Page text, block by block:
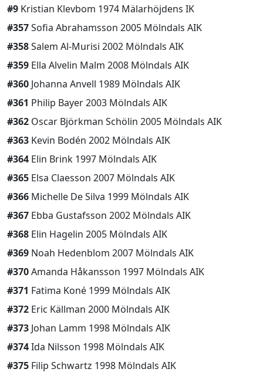
#9 Kristian Klevbom 1974 Mälarhöjdens IK
#357Sofia Abrahamsson 2005 Mölndals AIK
#358Salem Al-Murisi 2002 Mölndals AIK
#359 Ella Alvelin Malm 2008 Mölndals AIK
#360 Johanna Anvell 1989 Mölndals AIK
#361 Philip Bayer 2003 Mölndals AIK
#362 Oscar Björkman Schölin 2005 Mölndals AIK
#363 Kevin Bodén 2002 Mölndals AIK
#364 Elin Brink 1997 Mölndals AIK
#365 Elsa Claesson 2007 Mölndals AIK
#366 Michelle De Silva 1999 Mölndals AIK
#367 Ebba Gustafsson 2002 Mölndals AIK
#368 Elin Hagelin 2005 Mölndals AIK
#369 Noah Hedenblom 2007 Mölndals AIK
#370Amanda Håkansson 1997 Mölndals AIK
#371 Fatima Koné 1999 Mölndals AIK
#372 Eric Källman 2000 Mölndals AIK
#373 Johan Lamm 1998 Mölndals AIK
#374Ida Nilsson 1998 Mölndals AIK
#375 Filip Schwartz 1998 Mölndals AIK